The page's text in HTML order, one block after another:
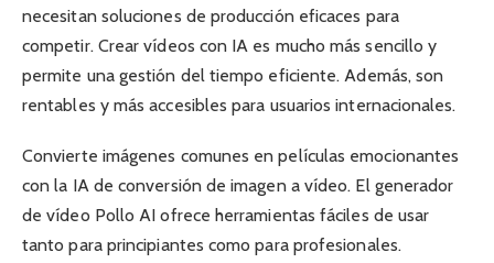
necesitan soluciones de producción eficaces para
competir. Crear vídeos con IA es mucho más sencillo y
permite una gestión del tiempo eficiente. Además, son
rentables y más accesibles para usuarios internacionales.
Convierte imágenes comunes en películas emocionantes
con la IA de conversión de imagen a vídeo. El generador
de vídeo Pollo AI ofrece herramientas fáciles de usar
tanto para principiantes como para profesionales.